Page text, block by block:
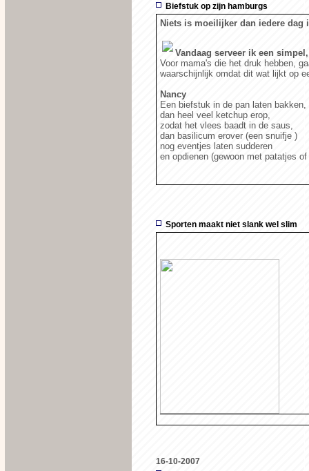
Biefstuk op zijn hamburgs
Niets is moeilijker dan iedere dag
Vandaag serveer ik een
Voor mama's die het druk hebben,
waarschijnlijk omdat dit wat lijkt op
Nancy
Een biefstuk in de pan laten bakken,
dan heel veel ketchup erop,
zodat het vlees baadt in de saus,
dan basilicum erover (een snuifje )
nog eventjes laten sudderen
en opdienen (gewoon met patatjes
Sporten maakt niet slank wel slim
16-10-2007